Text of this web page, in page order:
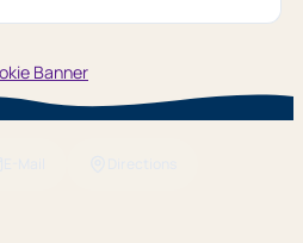
Banner